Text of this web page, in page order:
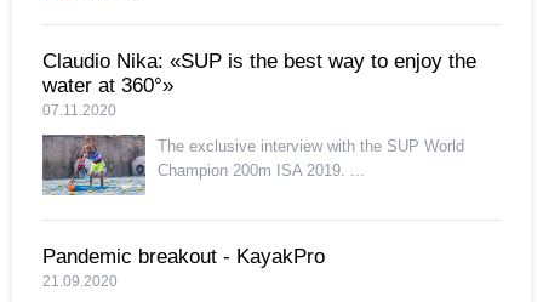
Claudio Nika: «SUP is the best way to enjoy the
water at 360°»
07.11.2020
The exclusive interview with the SUP World
Champion 200m ISA 2019. ...
Pandemic breakout - KayakPro
21.09.2020